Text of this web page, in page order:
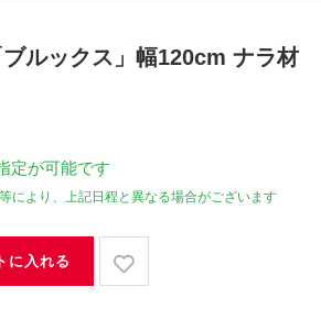
ルックス」幅120cm ナラ材
定が可能です
により、上記日程と異なる場合がございます
に入れる